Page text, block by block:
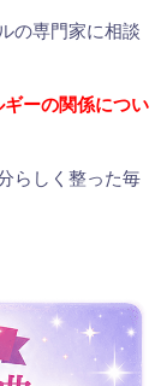
の専門家に相談
ーの関係につい
らしく整った毎